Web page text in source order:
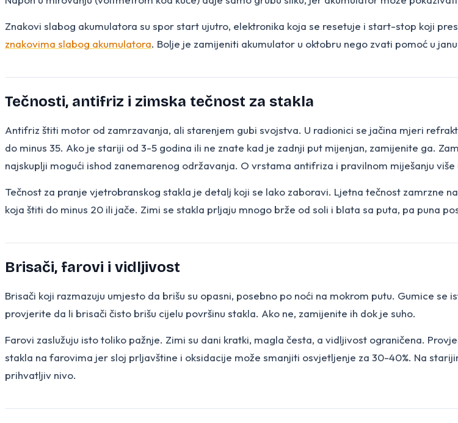
Znakovi slabog akumulatora su spor start ujutro, elektronika koja se resetuje i start-stop koji
znakovima slabog akumulatora. Bolje je zamijeniti akumulator u oktobru nego zvati pomoć u
Tečnosti, antifriz i zimska tečnost za stakla
Antifriz štiti motor od zamrzavanja, ali starenjem gubi svojstva. U radionici se jačina mjeri
do minus 35. Ako je stariji od 3-5 godina ili ne znate kad je zadnji put mijenjan, zamijenite ga.
najskuplji mogući ishod zanemarenog održavanja. O vrstama antifriza i pravilnom miješanju više
Tečnost za pranje vjetrobranskog stakla je detalj koji se lako zaboravi. Ljetna tečnost zamrzne
koja štiti do minus 20 ili jače. Zimi se stakla prljaju mnogo brže od soli i blata sa puta, pa puna
Brisači, farovi i vidljivost
Brisači koji razmazuju umjesto da brišu su opasni, posebno po noći na mokrom putu. Gumice
provjerite da li brisači čisto brišu cijelu površinu stakla. Ako ne, zamijenite ih dok je suho.
Farovi zaslužuju isto toliko pažnje. Zimi su dani kratki, magla česta, a vidljivost ograničena.
stakla na farovima jer sloj prljavštine i oksidacije može smanjiti osvjetljenje za 30-40%. Na
prihvatljiv nivo.